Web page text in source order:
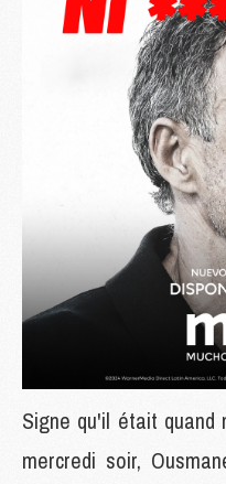
Signe qu'il était quand
mercredi soir,